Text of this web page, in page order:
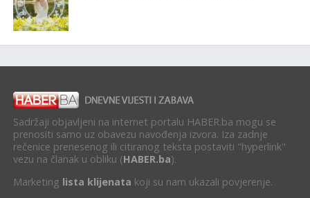
Sadržaji objavljeni na internet portalu HABER.ba mogu se
prenositi samo uz obavezu navođenja izvora. Iza zadnje
rečenice prenesenog ili citiranog teksta postaviti "hyperlink"
vezu na članak u obliku (HABER.ba).
Marketing lista klijenata koji su nam ukazali povjerenje.